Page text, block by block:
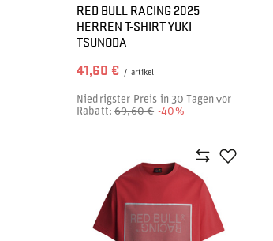
RED BULL RACING 2025
HERREN T-SHIRT YUKI
TSUNODA
41,60 € / artikel
Niedrigster Preis in 30 Tagen vor
Rabatt:69,60 € -40%